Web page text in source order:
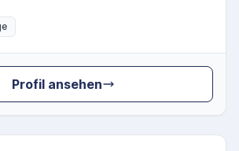
Profil ansehen